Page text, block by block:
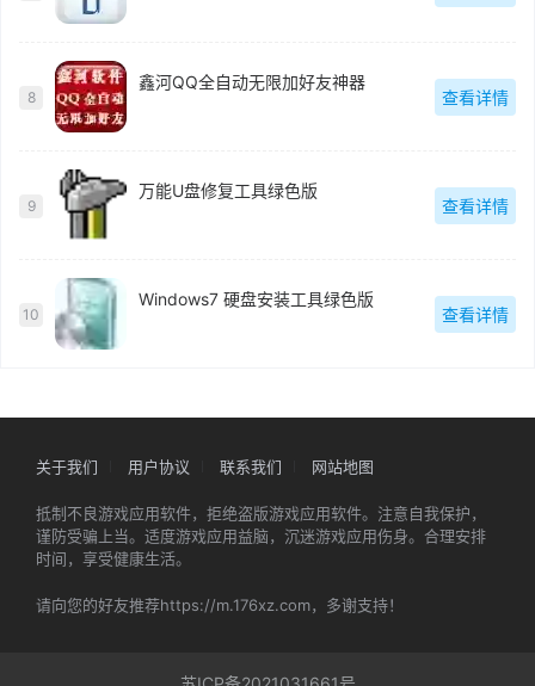
8
鑫河QQ全自动无限加好友神器
查看详情
9
万能U盘修复工具绿色版
查看详情
10
Windows7 硬盘安装工具绿色版
查看详情
关于我们 用户协议 联系我们 网站地图
抵制不良游戏应用软件，拒绝盗版游戏应用软件。注意自我保护，
谨防受骗上当。适度游戏应用益脑，沉迷游戏应用伤身。合理安排
时间，享受健康生活。
请向您的好友推荐https://m.176xz.com，多谢支持！